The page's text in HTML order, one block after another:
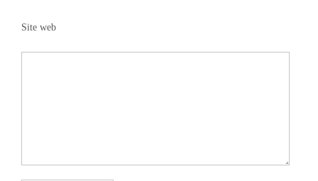
Site web